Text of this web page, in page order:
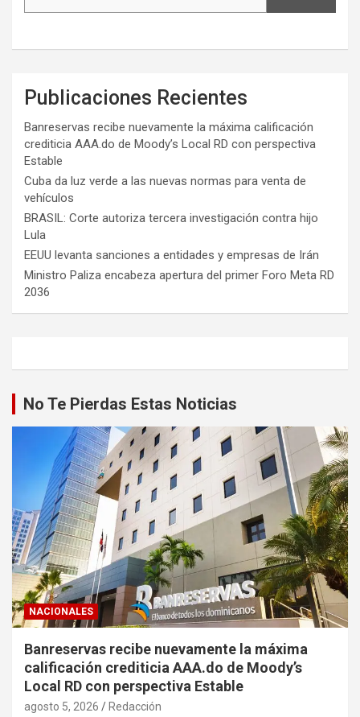
Publicaciones Recientes
Banreservas recibe nuevamente la máxima calificación
crediticia AAA.do de Moody’s Local RD con perspectiva
Estable
Cuba da luz verde a las nuevas normas para venta de
vehículos
BRASIL: Corte autoriza tercera investigación contra hijo
Lula
EEUU levanta sanciones a entidades y empresas de Irán
Ministro Paliza encabeza apertura del primer Foro Meta RD
2036
No Te Pierdas Estas Noticias
NACIONALES
Banreservas recibe nuevamente la máxima
calificación crediticia AAA.do de Moody’s
Local RD con perspectiva Estable
agosto 5, 2026 Redacción